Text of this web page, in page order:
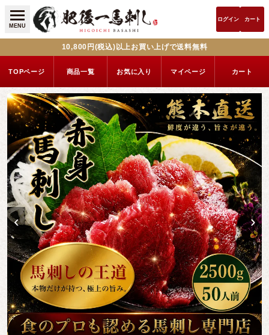
10,800円(税込)以上お買い上げで送料無料
MENU
ログイン カート
TOPページ 商品一覧 お気に入り マイページ カート
‹ ›